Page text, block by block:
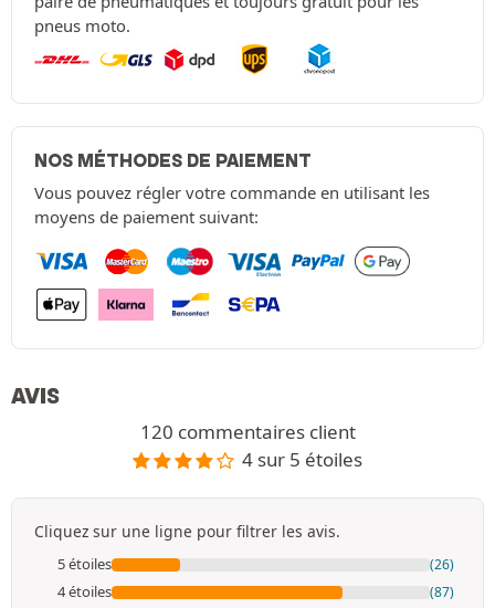
pneus moto.
NOS MÉTHODES DE PAIEMENT
Vous pouvez régler votre commande en utilisant les
moyens de paiement suivant:
AVIS
120 commentaires client
4 sur 5 étoiles
Cliquez sur une ligne pour filtrer les avis.
5 étoiles (26)
4 étoiles (87)